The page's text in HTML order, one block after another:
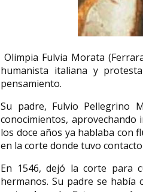
Olimpia Fulvia Morata
humanista italiana y
pensamiento.
Su padre, Fulvio Pellegrino
conocimientos, aprovechando
los doce años ya hablaba con
en la corte donde tuvo
En 1546, dejó la corte para
hermanos. Su padre se